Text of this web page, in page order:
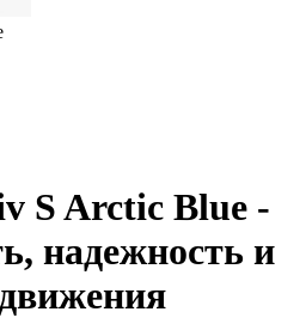
S Arctic Blue -
надежность и